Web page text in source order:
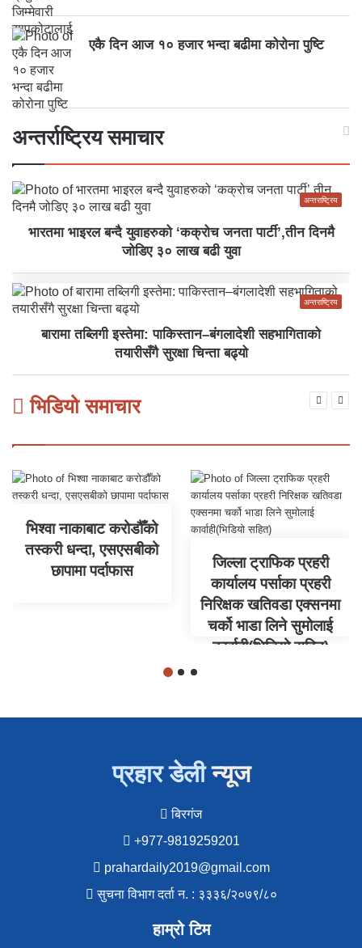
एकै दिन आज १० हजार भन्दा बढीमा कोरोना पुष्टि
अन्तर्राष्ट्रिय समाचार
अन्तराष्ट्रिय
भारतमा भाइरल बन्दै युवाहरुको ‘कक्रोच जनता पार्टी’,तीन दिनमै
जोडिए ३० लाख बढी युवा
अन्तराष्ट्रिय
बारामा तब्लिगी इस्तेमा: पाकिस्तान–बंगलादेशी सहभागिताको
तयारीसँगै सुरक्षा चिन्ता बढ्यो
भिडियो समाचार
भिश्वा नाकाबाट करोडौँको
तस्करी धन्दा, एसएसबीको
छापामा पर्दाफास
जिल्ला ट्राफिक प्रहरी
कार्यालय पर्साका प्रहरी
निरिक्षक खतिवडा एक्सनमा
चर्को भाडा लिने सुमोलाई
कार्वाही(भिडियो सहित)
प्रहार डेलीन्यूज
बिरगंज
+977-9819259201
prahardaily2019@gmail.com
सुचना विभाग दर्ता न. : ३३३६/२०७९/८०
हाम्रो टिम